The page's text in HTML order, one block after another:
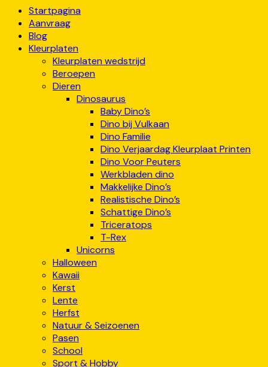
Startpagina
Aanvraag
Blog
Kleurplaten
Kleurplaten wedstrijd
Beroepen
Dieren
Dinosaurus
Baby Dino’s
Dino bij Vulkaan
Dino Familie
Dino Verjaardag Kleurplaat Printen
Dino Voor Peuters
Werkbladen dino
Makkelijke Dino’s
Realistische Dino’s
Schattige Dino’s
Triceratops
T-Rex
Unicorns
Halloween
Kawaii
Kerst
Lente
Herfst
Natuur & Seizoenen
Pasen
School
Sport & Hobby